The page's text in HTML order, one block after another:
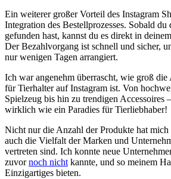
Ein weiterer großer Vorteil des Instagram​
Integration des Bestellprozesses. Sobald
⁣gefunden hast, kannst du es direkt in
Der Bezahlvorgang⁣ ist‍ schnell und sicher,
nur ​wenigen ‌Tagen arrangiert.
Ich war angenehm​ überrascht, wie groß
für‌ Tierhalter auf Instagram ist. Von
Spielzeug⁣ bis hin⁢ zu trendigen Accessoires
wirklich wie ein Paradies für Tierliebhaber!
Nicht⁢ nur ‍die Anzahl der Produkte⁣ hat mich
auch⁤ die Vielfalt der Marken und
vertreten⁣ sind. Ich ‍konnte neue⁣
zuvornoch nicht kannte, und so meinem⁣
Einzigartiges ⁤bieten.